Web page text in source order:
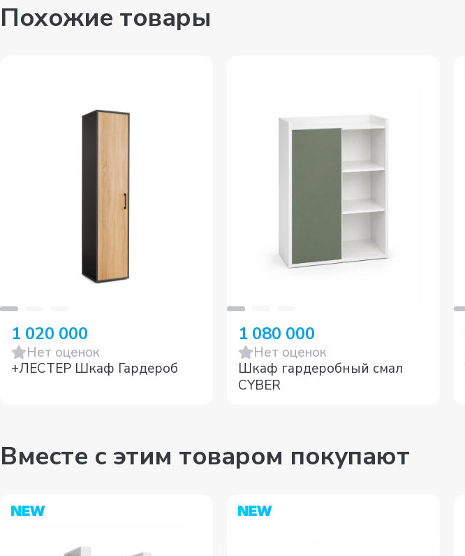
Похожие товары
1 020 000
Нет оценок
+ЛЕСТЕР Шкаф Гардероб
1 080 000
Нет оценок
Шкаф гардеробный смал
CYBER
Вместе с этим товаром покупают